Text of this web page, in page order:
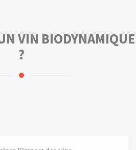
VIN BIODYNAMIQUE
?